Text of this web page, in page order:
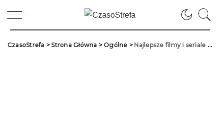
CzasoStrefa >Strona Główna >Ogólne > Najlepsze filmy i seriale dodane na Netflixa w tym tygodniu